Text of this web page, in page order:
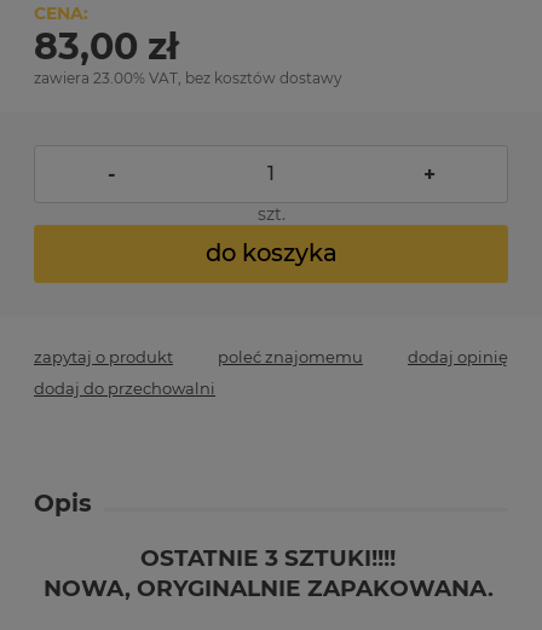
CENA:
83,00 zł
zawiera 23.00% VAT, bez kosztów dostawy
- +
szt.
do koszyka
zapytaj o produkt poleć znajomemu
dodaj opinię
dodaj do przechowalni
Opis
OSTATNIE 3 SZTUKI!!!!
NOWA, ORYGINALNIE ZAPAKOWANA.